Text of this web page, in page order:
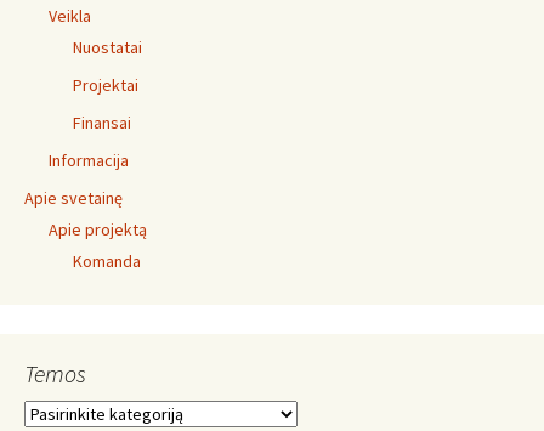
Veikla
Nuostatai
Projektai
Finansai
Informacija
Apie svetainę
Apie projektą
Komanda
Temos
Temos